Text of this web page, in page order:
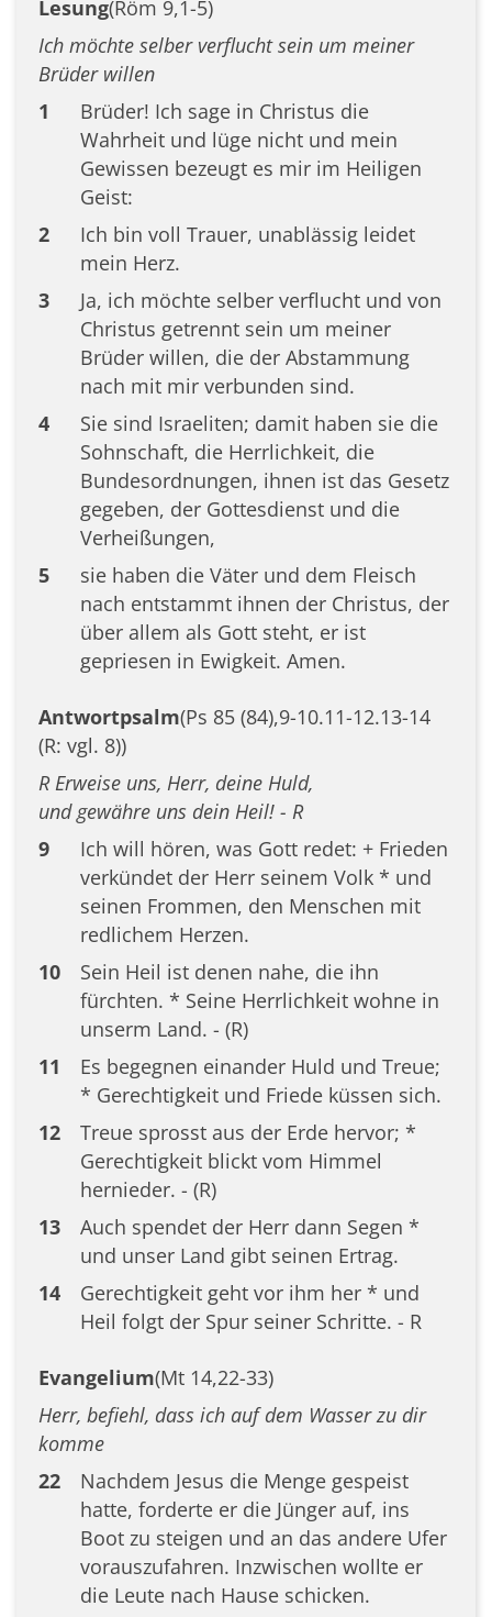
Lesung(Röm 9,1-5)
Ich möchte selber verflucht sein um meiner
Brüder willen
1
Brüder! Ich sage in Christus die
Wahrheit und lüge nicht und mein
Gewissen bezeugt es mir im Heiligen
Geist:
2
Ich bin voll Trauer, unablässig leidet
mein Herz.
3
Ja, ich möchte selber verflucht und von
Christus getrennt sein um meiner
Brüder willen, die der Abstammung
nach mit mir verbunden sind.
4
Sie sind Israeliten; damit haben sie die
Sohnschaft, die Herrlichkeit, die
Bundesordnungen, ihnen ist das Gesetz
gegeben, der Gottesdienst und die
Verheißungen,
5
sie haben die Väter und dem Fleisch
nach entstammt ihnen der Christus, der
über allem als Gott steht, er ist
gepriesen in Ewigkeit. Amen.
Antwortpsalm(Ps 85 (84),9-10.11-12.13-14
(R: vgl. 8))
R Erweise uns, Herr, deine Huld,
und gewähre uns dein Heil! - R
9
Ich will hören, was Gott redet: + Frieden
verkündet der Herr seinem Volk * und
seinen Frommen, den Menschen mit
redlichem Herzen.
10
Sein Heil ist denen nahe, die ihn
fürchten. * Seine Herrlichkeit wohne in
unserm Land. - (R)
11
Es begegnen einander Huld und Treue;
* Gerechtigkeit und Friede küssen sich.
12
Treue sprosst aus der Erde hervor; *
Gerechtigkeit blickt vom Himmel
hernieder. - (R)
13
Auch spendet der Herr dann Segen *
und unser Land gibt seinen Ertrag.
14
Gerechtigkeit geht vor ihm her * und
Heil folgt der Spur seiner Schritte. - R
Evangelium(Mt 14,22-33)
Herr, befiehl, dass ich auf dem Wasser zu dir
komme
22
Nachdem Jesus die Menge gespeist
hatte, forderte er die Jünger auf, ins
Boot zu steigen und an das andere Ufer
vorauszufahren. Inzwischen wollte er
die Leute nach Hause schicken.